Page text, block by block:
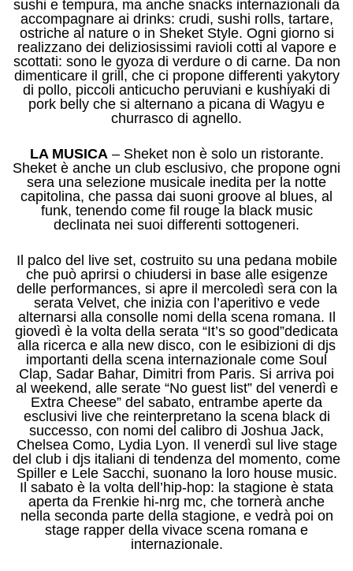
sushi e tempura, ma anche snacks internazionali da
accompagnare ai drinks: crudi, sushi rolls, tartare,
ostriche al nature o in Sheket Style. Ogni giorno si
realizzano dei deliziosissimi ravioli cotti al vapore e
scottati: sono le gyoza di verdure o di carne. Da non
dimenticare il grill, che ci propone differenti yakytory
di pollo, piccoli anticucho peruviani e kushiyaki di
pork belly che si alternano a picana di Wagyu e
churrasco di agnello.
LA MUSICA– Sheket non è solo un ristorante.
Sheket è anche un club esclusivo, che propone ogni
sera una selezione musicale inedita per la notte
capitolina, che passa dai suoni groove al blues, al
funk, tenendo come fil rouge la black music
declinata nei suoi differenti sottogeneri.
Il palco del live set, costruito su una pedana mobile
che può aprirsi o chiudersi in base alle esigenze
delle performances, si apre il mercoledì sera con la
serata Velvet, che inizia con l’aperitivo e vede
alternarsi alla consolle nomi della scena romana. Il
giovedì è la volta della serata “It’s so good”dedicata
alla ricerca e alla new disco, con le esibizioni di djs
importanti della scena internazionale come Soul
Clap, Sadar Bahar, Dimitri from Paris. Si arriva poi
al weekend, alle serate “No guest list” del venerdì e
Extra Cheese” del sabato, entrambe aperte da
esclusivi live che reinterpretano la scena black di
successo, con nomi del calibro di Joshua Jack,
Chelsea Como, Lydia Lyon. Il venerdì sul live stage
del club i djs italiani di tendenza del momento, come
Spiller e Lele Sacchi, suonano la loro house music.
Il sabato è la volta dell’hip-hop: la stagione è stata
aperta da Frenkie hi-nrg mc, che tornerà anche
nella seconda parte della stagione, e vedrà poi on
stage rapper della vivace scena romana e
internazionale.